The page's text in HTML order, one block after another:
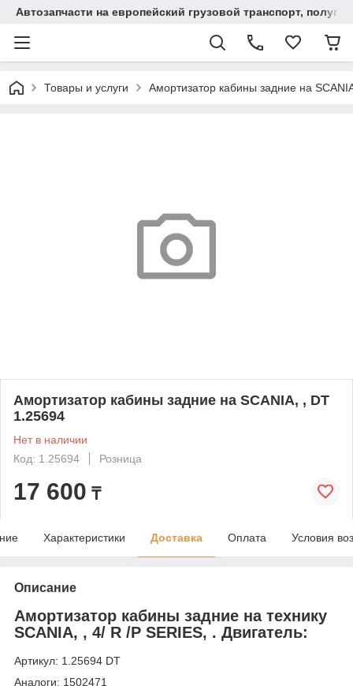
Автозапчасти на европейский грузовой транспорт,
Товары и услуги Амортизатор кабины задние на
Амортизатор кабины задние на SCANIA, , DT
1.25694
Нет в наличии
Код: 1.25694
Розница
17 600 ₸
Характеристики Доставка Оплата Условия
Описание
Амортизатор кабины задние на технику
SCANIA, , 4/ R /P SERIES, . Двигатель:
Артикул: 1.25694 DT
Аналоги: 1502471